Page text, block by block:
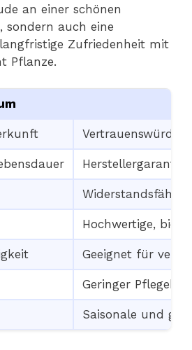
an einer schönen
sondern auch eine
Zufriedenheit mit
Pflanze.
Hochwertige,
Geeignet für
Geringer
Saisonale und